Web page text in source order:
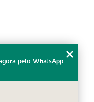
pelo WhatsApp